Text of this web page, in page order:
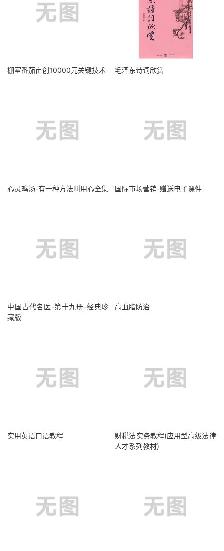
棚室番茄亩创10000元关键技术 毛泽东诗词欣赏
心灵鸡汤-有一种方法叫用心全集 国际市场营销-赠送电子课件
中国古代名医-第十九册-经典珍
藏版
高血脂防治
实用英语口语教程
财税法实务教程(应用型高级法律
人才系列教材)